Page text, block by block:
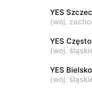
28 Kutno, ul.
Łódź al.
YES
(woj.
YES
(woj.
YES
(woj.